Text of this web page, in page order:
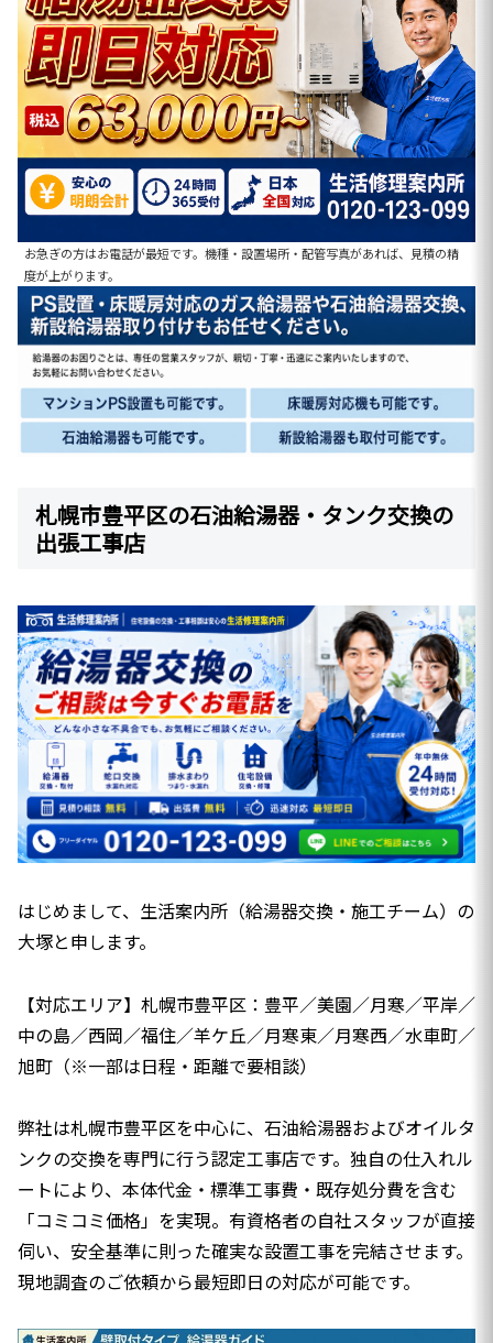
お急ぎの方はお電話が最短です。機種・設置場所・配管写真があれば、見積の精
度が上がります。
札幌市豊平区の石油給湯器・タンク交換の
出張工事店
はじめまして、生活案内所（給湯器交換・施工チーム）の
大塚と申します。
【対応エリア】札幌市豊平区：豊平／美園／月寒／平岸／
中の島／西岡／福住／羊ケ丘／月寒東／月寒西／水車町／
旭町（※一部は日程・距離で要相談）
弊社は札幌市豊平区を中心に、石油給湯器およびオイルタ
ンクの交換を専門に行う認定工事店です。独自の仕入れル
ートにより、本体代金・標準工事費・既存処分費を含む
「コミコミ価格」を実現。有資格者の自社スタッフが直接
伺い、安全基準に則った確実な設置工事を完結させます。
現地調査のご依頼から最短即日の対応が可能です。